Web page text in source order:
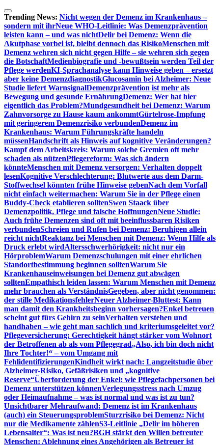
Zum
Inhalt
springen
Trending News: Nicht wegen der Demenz im Krankenhaus –
sondern mit ihrNeue WHO-Leitlinie: Was Demenzprävention
leisten kann – und was nichtDelir bei Demenz: Wenn die
Akutphase vorbei ist, bleibt dennoch das RisikoMenschen mit
Demenz wehren sich nicht gegen Hilfe – sie wehren sich gegen
die BotschaftMedienbiografie und -bewußtsein werden Teil der
Pflege werdenKI-Sprachanalyse kann Hinweise geben – ersetzt
aber keine DemenzdiagnostikGlucosamin bei Alzheimer: Neue
Studie liefert WarnsignalDemenzprävention ist mehr als
Bewegung und gesunde ErnährungDemenz: Wer hat hier
eigentlich das Problem?Mundgesundheit bei Demenz: Warum
Zahnvorsorge zu Hause kaum ankommtGürtelrose-Impfung
mit geringerem Demenzrisiko verbundenDemenz im
Krankenhaus: Warum Führungskräfte handeln
müssenHandschrift als Hinweis auf kognitive Veränderungen?
Kampf dem Arbeitskreis: Warum solche Gremien oft mehr
schaden als nützenPflegereform: Was sich ändern
könnteMenschen mit Demenz versorgen: Verhalten doppelt
lesenKognitive Verschlechterung: Blutwerte aus dem Darm-
Stoffwechsel könnten frühe Hinweise gebenNach dem Vorfall
nicht einfach weitermachen: Warum Sie in der Pflege einen
Buddy-Check etablieren solltenSwen Staack über
Demenzpolitik, Pflege und falsche HoffnungenNeue Studie:
Auch frühe Demenzen sind oft mit beeinflussbaren Risiken
verbundenSchreien und Rufen bei Demenz: Beruhigen allein
reicht nichtReaktanz bei Menschen mit Demenz: Wenn Hilfe als
Druck erlebt wirdAltersschwerhörigkeit: nicht nur ein
HörproblemWarum Demenzschulungen mit einer ehrlichen
Standortbestimmung beginnen solltenWarum Sie
Krankenhauseinweisungen bei Demenz gut abwägen
solltenEmpathisch leiden lassen: Warum Menschen mit Demenz
mehr brauchen als VerständnisGegeben, aber nicht genommen:
der stille MedikationsfehlerNeuer Alzheimer-Bluttest: Kann
man damit den Krankheitsbeginn vorhersagen?Enkel betreuen
scheint gut fürs Gehirn zu seinVerhalten verstehen und
handhaben – wie geht man sachlich und kriteriumsgeleitet vor?
Pflegeversicherung: Gerechtigkeit hängt stärker vom Wohnort
der Betroffenen ab als vom Pflegegrad„Also, ich bin doch nicht
Ihre Tochter!“ – vom Umgang mit
FehlidentifizierungenKindheit wirkt nach: Langzeitstudie über
Alzheimer-Risiko, Gefäßrisiken und „kognitive
Reserve“Überforderung der Enkel: wie Pflegefachpersonen bei
Demenz unterstützen könnenVerlegungsstress nach Umzug
oder Heimaufnahme – was ist normal und was ist zu tun?
Unsichtbarer Mehraufwand: Demenz ist im Krankenhaus
(auch) ein SteuerungsproblemSturzrisiko bei Demenz: Nicht
nur die Medikamente zählenS3-Leitlinie „Delir im höheren
Lebensalter“: Was ist neu?BGH stärkt den Willen betreuter
Menschen: Ablehnung eines Angehörigen als Betreuer ist